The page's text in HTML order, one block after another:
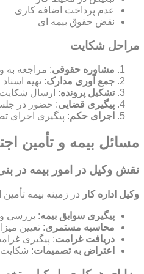
عدم پرداخت اضافه کاری
نقض حقوق بیمه ای
مراحل شکایت
مشاوره حقوقی: مراجعه به
جمع آوری مدارک: تهیه
تشکیل پرونده: ارسال
پیگیری قضایی: حضور در
اجرای حکم: پیگیری اجرای
مسائل بیمه و تأمین
نقش وکیل در امور بیمه در
وکیل اداره کار در زمینه بیمه
پیگیری سوابق بیمه: بررسی
محاسبه مستمری: تعیین
دریافت غرامت: پیگیری
اعتراض به تصمیمات: شکایت